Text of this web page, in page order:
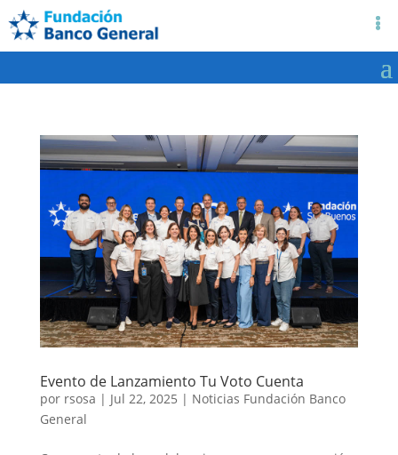
Evento de Lanzamiento Tu Voto Cuenta
por rsosa | Jul 22, 2025 | Noticias Fundación Banco
General